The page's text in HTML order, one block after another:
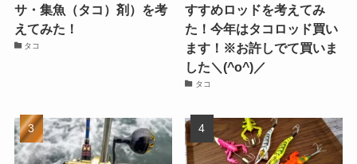
サ・集魚（タコ）剤）を考
えてみた！
タコ
すすめロッドを考えてみ
た！今年はタコロッド買い
ます！※お許しでて買いま
した＼(^o^)／
タコ